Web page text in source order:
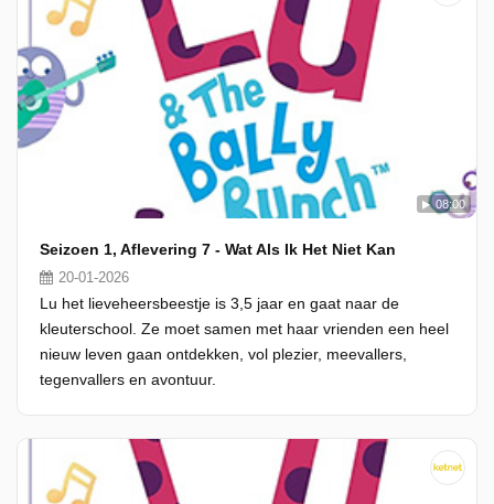
08:00
Seizoen 1, Aflevering 7 - Wat Als Ik Het Niet Kan
20-01-2026
Lu het lieveheersbeestje is 3,5 jaar en gaat naar de
kleuterschool. Ze moet samen met haar vrienden een heel
nieuw leven gaan ontdekken, vol plezier, meevallers,
tegenvallers en avontuur.